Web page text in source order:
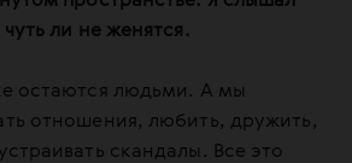
ли не женятся.
остаются людьми. А мы
отношения, любить, дружить,
скандалы. Все это